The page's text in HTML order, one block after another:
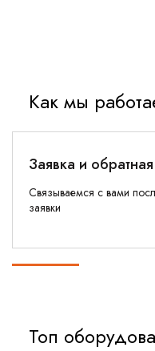
Как мы
Заявка и
Связываемся с вами
заявки
Топ